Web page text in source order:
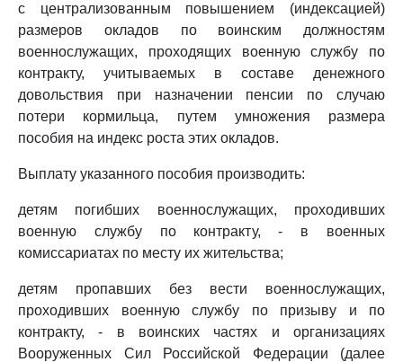
с централизованным повышением (индексацией)
размеров окладов по воинским должностям
военнослужащих, проходящих военную службу по
контракту, учитываемых в составе денежного
довольствия при назначении пенсии по случаю
потери кормильца, путем умножения размера
пособия на индекс роста этих окладов.
Выплату указанного пособия производить:
детям погибших военнослужащих, проходивших
военную службу по контракту, - в военных
комиссариатах по месту их жительства;
детям пропавших без вести военнослужащих,
проходивших военную службу по призыву и по
контракту, - в воинских частях и организациях
Вооруженных Сил Российской Федерации (далее